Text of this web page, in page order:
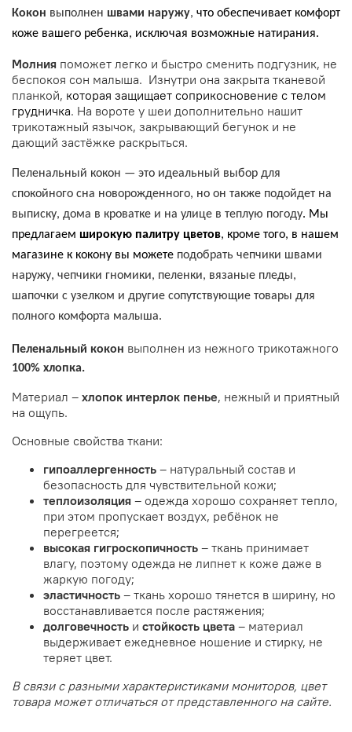
Кокон выполнен швами наружу, что обеспечивает комфорт
коже вашего ребенка, исключая возможные натирания.
Молния поможет легко и быстро сменить подгузник, не
беспокоя сон малыша. Изнутри она закрыта тканевой
планкой, которая защищает соприкосновение с телом
грудничка. На вороте у шеи дополнительно нашит
трикотажный язычок, закрывающий бегунок и не
дающий застёжке раскрыться.
Пеленальный кокон — это идеальный выбор для
спокойного сна новорожденного, но он также подойдет на
выписку, дома в кроватке и на улице в теплую погоду. Мы
предлагаем широкую палитру цветов, кроме того, в нашем
магазине к кокону вы можете подобрать чепчики швами
наружу, чепчики гномики, пеленки, вязаные пледы,
шапочки с узелком и другие сопутствующие товары для
полного комфорта малыша.
Пеленальный кокон выполнен из нежного трикотажного
100% хлопка.
Материал – хлопок интерлок пенье, нежный и приятный
на ощупь.
Основные свойства ткани:
гипоаллергенность – натуральный состав и
безопасность для чувствительной кожи;
теплоизоляция – одежда хорошо сохраняет тепло,
при этом пропускает воздух, ребёнок не
перегреется;
высокая гигроскопичность – ткань принимает
влагу, поэтому одежда не липнет к коже даже в
жаркую погоду;
эластичность – ткань хорошо тянется в ширину, но
восстанавливается после растяжения;
долговечность и стойкость цвета – материал
выдерживает ежедневное ношение и стирку, не
теряет цвет.
В связи с разными характеристиками мониторов, цвет
товара может отличаться от представленного на сайте.